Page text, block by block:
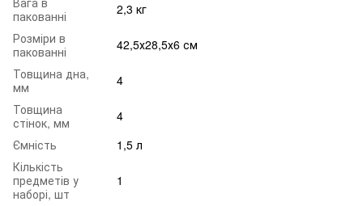
пакованні
2,3 кг
Розміри в
пакованні
42,5х28,5х6 см
Товщина дна,
мм
4
Товщина
стінок, мм
4
Ємність
1,5 л
Кількість
предметів у
наборі, шт
1